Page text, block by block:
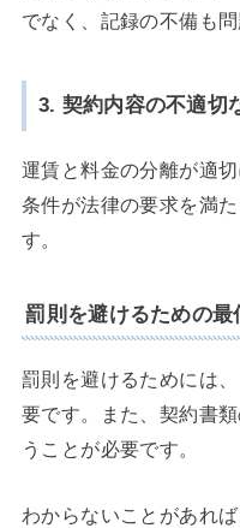
でなく、記録の不備も問
3. 契約内容の不適切
運賃と料金の分離が適
条件が法律の要求を満
す。
罰則を避けるための最
罰則を避けるためには
要です。また、契約書
うことが必要です。
わからないことがあれ